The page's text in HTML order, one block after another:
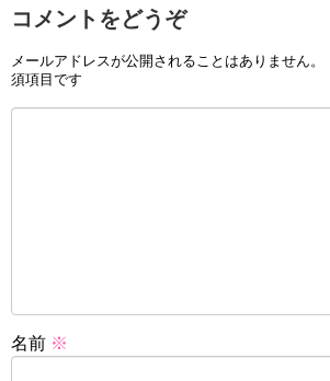
コメントをどうぞ
メールアドレスが公開されることはありません。
須項目です
名前 ※